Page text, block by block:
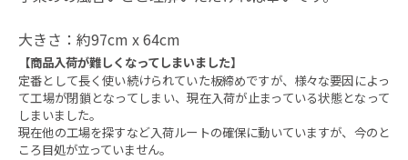
大きさ：約97cm x 64cm
【商品入荷が難しくなってしまいました】
定番として長く使い続けられていた板締めですが、様々な要因によっ
て工場が閉鎖となってしまい、現在入荷が止まっている状態となって
しまいました。
現在他の工場を探すなど入荷ルートの確保に動いていますが、今のと
ころ目処が立っていません。